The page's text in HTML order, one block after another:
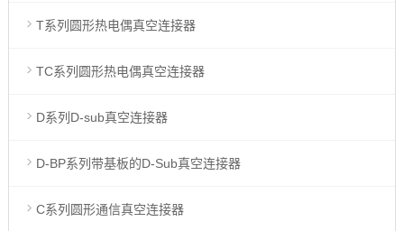
T系列圆形热电偶真空连接器
TC系列圆形热电偶真空连接器
D系列D-sub真空连接器
D-BP系列带基板的D-Sub真空连接器
C系列圆形通信真空连接器